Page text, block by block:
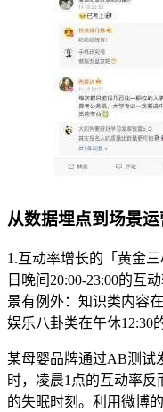
从数据埋点到场景
1.互动率增长的「黄金
日晚间20:00-23:00的互
景有例外：知识类内容
娱乐八卦类在午休12:30
某母婴品牌通过AB测试
时，凌晨1点的互动率反
的失眠时刻。利用微博